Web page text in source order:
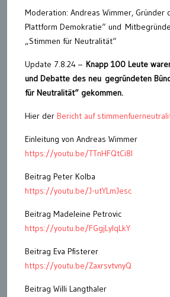
Moderation: Andreas Wimmer, Gründer
Plattform Demokratie“ und
„Stimmen für Neutralität“
Update 7.8.24 – Knapp 100 Leute
und Debatte des neu gegründeten
für Neutralität“ gekommen.
Hier der Bericht auf
Einleitung von Andreas Wimmer
https://youtu.be/TTnHFQtCi8I
Beitrag Peter Kolba
https://youtu.be/J-utYLmJesc
Beitrag Madeleine Petrovic
https://youtu.be/FGgjLyIqLkY
Beitrag Eva Pfisterer
https://youtu.be/ZaxrsvtvnyQ
Beitrag Willi Langthaler